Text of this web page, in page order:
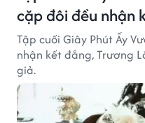
cặp đôi đều nhận
Tập cuối Giây Phút Ấy
nhận kết đắng, Trương
giả.